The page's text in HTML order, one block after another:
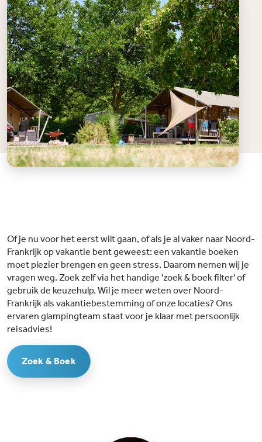
Of je nu voor het eerst wilt gaan, of als je al vaker naar Noord-
Frankrijk op vakantie bent geweest: een vakantie boeken
moet plezier brengen en geen stress. Daarom nemen wij je
vragen weg. Zoek zelf via het handige 'zoek & boek filter' of
gebruik de keuzehulp. Wil je meer weten over Noord-
Frankrijk als vakantiebestemming of onze locaties? Ons
ervaren glampingteam staat voor je klaar met persoonlijk
reisadvies!
Zoek & Boek